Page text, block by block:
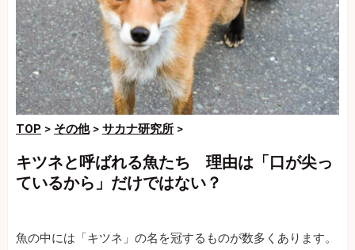
TOP > その他> サカナ研究所 >
キツネと呼ばれる魚たち 理由は「口が尖っ
ているから」だけではない？
魚の中には「キツネ」の名を冠するものが数多くあります。